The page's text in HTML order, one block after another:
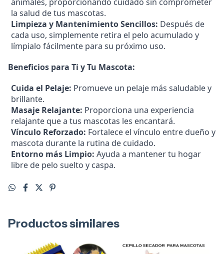
la salud de tus mascotas.
Limpieza y Mantenimiento Sencillos: Después de
cada uso, simplemente retira el pelo acumulado y
límpialo fácilmente para su próximo uso.
Beneficios para Ti y Tu Mascota:
Cuida el Pelaje: Promueve un pelaje más saludable y
brillante.
Masaje Relajante: Proporciona una experiencia
relajante que a tus mascotas les encantará.
Vínculo Reforzado: Fortalece el vínculo entre dueño y
mascota durante la rutina de cuidado.
Entorno más Limpio: Ayuda a mantener tu hogar
libre de pelo suelto y caspa.
Productos similares